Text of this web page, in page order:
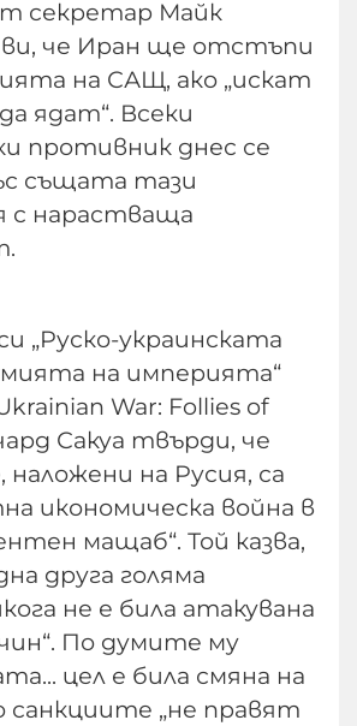
секретар Майк
че Иран ще отстъпи
на САЩ, ако „искат
ядат“. Всеки
противник днес се
същата тази
с нарастваща
„Руско-украинската
на империята“
War: Follies of
Сакуа твърди, че
на Русия, са
икономическа война в
мащаб“. Той казва,
друга голяма
не е била атакувана
По думите му
цел е била смяна на
санкциите „не правят